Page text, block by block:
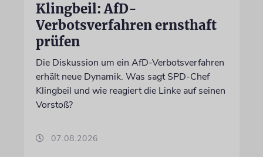
Klingbeil: AfD-
Verbotsverfahren ernsthaft
prüfen
Die Diskussion um ein AfD-Verbotsverfahren
erhält neue Dynamik. Was sagt SPD-Chef
Klingbeil und wie reagiert die Linke auf seinen
Vorstoß?
07.08.2026